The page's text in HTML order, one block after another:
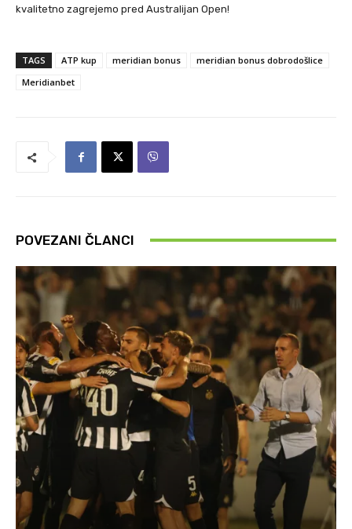
kvalitetno zagrejemo pred Australijan Open!
TAGS ATP kup meridian bonus
meridian bonus dobrodošlice
Meridianbet
POVEZANI ČLANCI